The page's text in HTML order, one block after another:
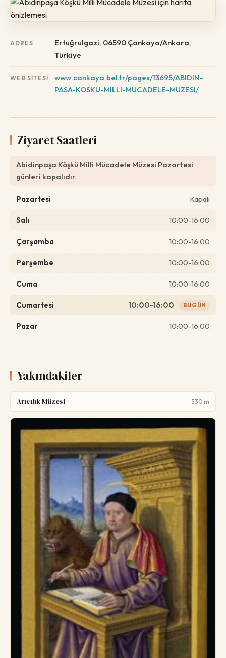
ADRES
Ertuğrulgazi, 06590 Çankaya/Ankara,
Türkiye
WEB SITESI
www.cankaya.bel.tr/pages/13695/ABIDIN-
PASA-KOSKU-MILLI-MUCADELE-MUZESI/
Ziyaret Saatleri
Abidinpaşa Köşkü Milli Mücadele Müzesi Pazartesi
günleri kapalıdır.
Pazartesi Kapalı
Salı 10:00-16:00
Çarşamba 10:00-16:00
Perşembe 10:00-16:00
Cuma 10:00-16:00
Cumartesi 10:00-16:00 BUGÜN
Pazar 10:00-16:00
Yakındakiler
Arıcılık Müzesi 530 m